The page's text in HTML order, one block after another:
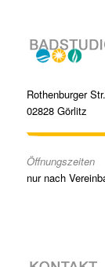
Rothenburger
02828 Görlitz
Öffnungszeiten
nur nach